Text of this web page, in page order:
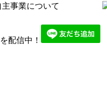
主事業について
配信中！